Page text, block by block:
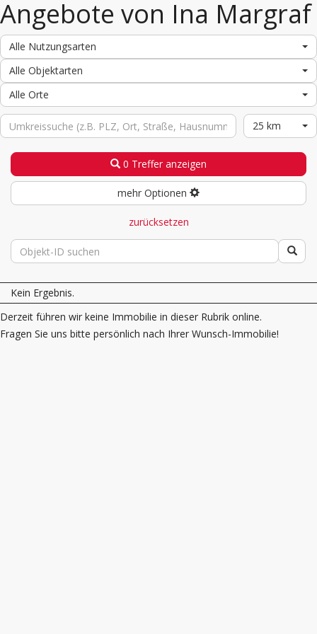
Angebote von Ina Margraf
Alle Nutzungsarten
Alle Objektarten
Alle Orte
25 km
0 Treffer anzeigen
mehr Optionen
zurücksetzen
Kein Ergebnis.
Derzeit führen wir keine Immobilie in dieser Rubrik online.
Fragen Sie uns bitte persönlich nach Ihrer Wunsch-Immobilie!